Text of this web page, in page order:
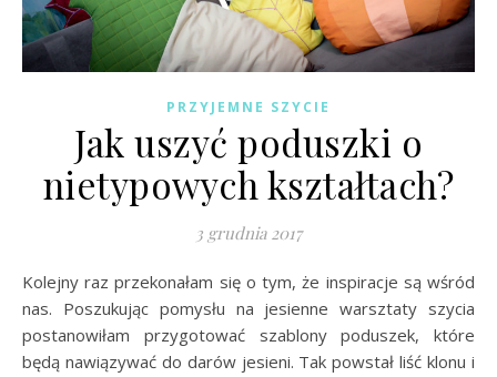
PRZYJEMNE SZYCIE
Jak uszyć poduszki o
nietypowych kształtach?
3 grudnia 2017
Kolejny raz przekonałam się o tym, że inspiracje są wśród
nas. Poszukując pomysłu na jesienne warsztaty szycia
postanowiłam przygotować szablony poduszek, które
będą nawiązywać do darów jesieni. Tak powstał liść klonu i